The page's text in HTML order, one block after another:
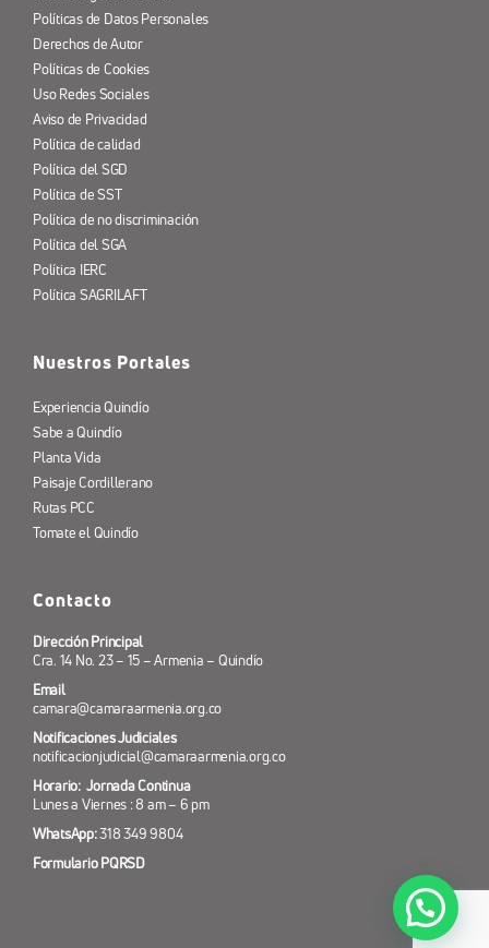
Políticas de Datos Personales
Derechos de Autor
Políticas de Cookies
Uso Redes Sociales
Aviso de Privacidad
Política de calidad
Política del SGD
Política de SST
Política de no discriminación
Política del SGA
Política IERC
Política SAGRILAFT
Nuestros Portales
Experiencia Quindío
Sabe a Quindío
Planta Vida
Paisaje Cordillerano
Rutas PCC
Tomate el Quindío
Contacto
Dirección Principal
Cra. 14 No. 23 – 15 – Armenia – Quindío
Email
camara@camaraarmenia.org.co
Notificaciones Judiciales
notificacionjudicial@camaraarmenia.org.co
Horario: Jornada Continua
Lunes a Viernes : 8 am – 6 pm
WhatsApp:318 349 9804
Formulario PQRSD